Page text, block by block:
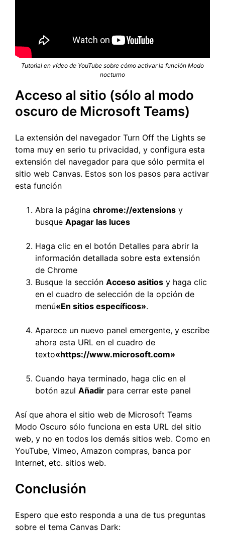
Tutorial en vídeo de YouTube sobre cómo activar la función Modo
nocturno
Acceso al sitio (sólo al modo
oscuro de Microsoft Teams)
La extensión del navegador Turn Off the Lights se
toma muy en serio tu privacidad, y configura esta
extensión del navegador para que sólo permita el
sitio web Canvas. Estos son los pasos para activar
esta función
Abra la página chrome://extensions y
busque Apagar las luces
Haga clic en el botón Detalles para abrir la
información detallada sobre esta extensión
de Chrome
Busque la sección Acceso asitios y haga clic
en el cuadro de selección de la opción de
menú«En sitios específicos».
Aparece un nuevo panel emergente, y escribe
ahora esta URL en el cuadro de
texto«https://www.microsoft.com»
Cuando haya terminado, haga clic en el
botón azul Añadir para cerrar este panel
Así que ahora el sitio web de Microsoft Teams
Modo Oscuro sólo funciona en esta URL del sitio
web, y no en todos los demás sitios web. Como en
YouTube, Vimeo, Amazon compras, banca por
Internet, etc. sitios web.
Conclusión
Espero que esto responda a una de tus preguntas
sobre el tema Canvas Dark: